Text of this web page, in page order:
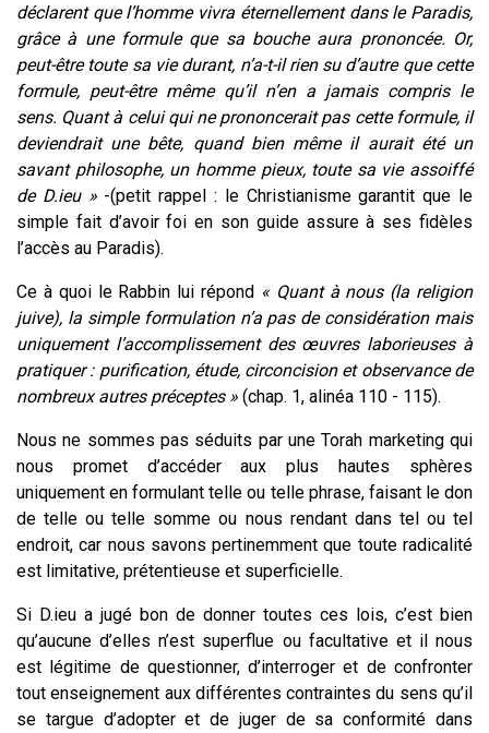
déclarent que l’homme vivra éternellement dans le Paradis,
grâce à une formule que sa bouche aura prononcée. Or,
peut-être toute sa vie durant, n’a-t-il rien su d’autre que cette
formule, peut-être même qu’il n’en a jamais compris le
sens. Quant à celui qui ne prononcerait pas cette formule, il
deviendrait une bête, quand bien même il aurait été un
savant philosophe, un homme pieux, toute sa vie assoiffé
de D.ieu »-(petit rappel : le Christianisme garantit que le
simple fait d’avoir foi en son guide assure à ses fidèles
l’accès au Paradis).
Ce à quoi le Rabbin lui répond « Quant à nous (la religion
juive), la simple formulation n’a pas de considération mais
uniquement l’accomplissement des œuvres laborieuses à
pratiquer : purification, étude, circoncision et observance de
nombreux autres préceptes » (chap. 1, alinéa 110 - 115).
Nous ne sommes pas séduits par une Torah marketing qui
nous promet d’accéder aux plus hautes sphères
uniquement en formulant telle ou telle phrase, faisant le don
de telle ou telle somme ou nous rendant dans tel ou tel
endroit, car nous savons pertinemment que toute radicalité
est limitative, prétentieuse et superficielle.
Si D.ieu a jugé bon de donner toutes ces lois, c’est bien
qu’aucune d’elles n’est superflue ou facultative et il nous
est légitime de questionner, d’interroger et de confronter
tout enseignement aux différentes contraintes du sens qu’il
se targue d’adopter et de juger de sa conformité dans